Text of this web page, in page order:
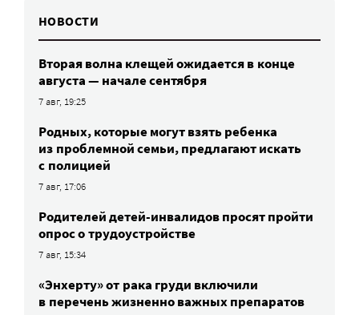
НОВОСТИ
Вторая волна клещей ожидается в конце
августа — начале сентября
7 авг, 19:25
Родных, которые могут взять ребенка
из проблемной семьи, предлагают искать
с полицией
7 авг, 17:06
Родителей детей-инвалидов просят пройти
опрос о трудоустройстве
7 авг, 15:34
«Энхерту» от рака груди включили
в перечень жизненно важных препаратов